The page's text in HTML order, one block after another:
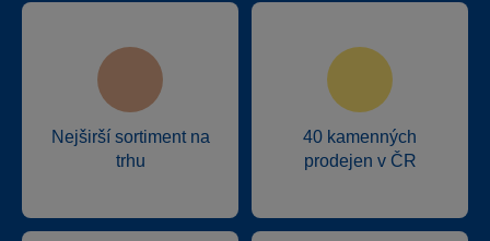
Nejširší sortiment na
trhu
40 kamenných
prodejen v ČR